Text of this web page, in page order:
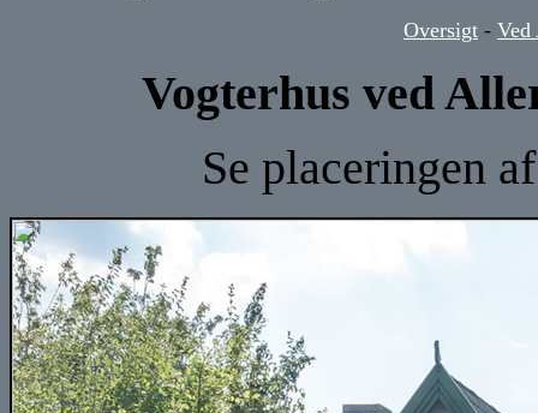
Oversigt - Ved
Vogterhus ved
Se placeringen